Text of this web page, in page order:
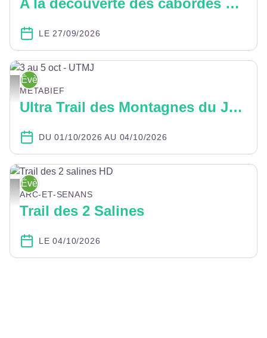
LE 27/09/2026
3 au 5 oct - UTMJ - Espace Mont d'Or
Évènement
MÉTABIEF
Ultra Trail des Montagnes du Jura
DU 01/10/2026 AU 04/10/2026
Trail des 2 salines HD - Yoan Jeudy Sosuite photographie
Évènement
ARC-ET-SENANS
Trail des 2 Salines
LE 04/10/2026